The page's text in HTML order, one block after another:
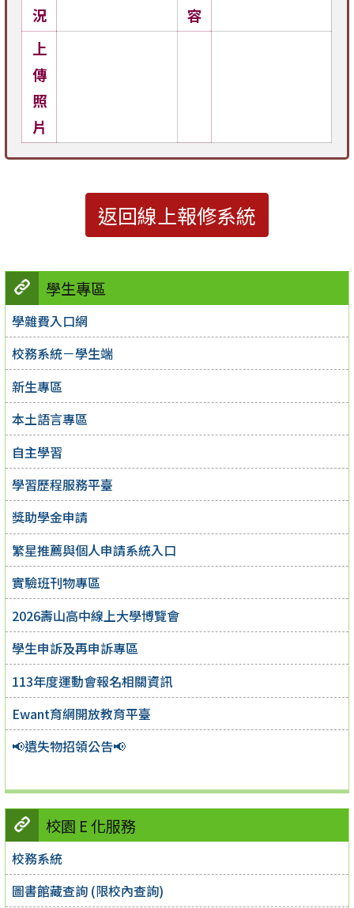
學生專區
學雜費入口網
校務系統－學生端
新生專區
本土語言專區
自主學習
學習歷程服務平臺
獎助學金申請
繁星推薦與個人申請系統入口
實驗班刊物專區
2026壽山高中線上大學博覽會
學生申訴及再申訴專區
113年度運動會報名相關資訊
Ewant育網開放教育平臺
📢遺失物招領公告📢
校園 E 化服務
校務系統
圖書館藏查詢 (限校內查詢)
況
容
上
傳
照
片
返回線上報修系統